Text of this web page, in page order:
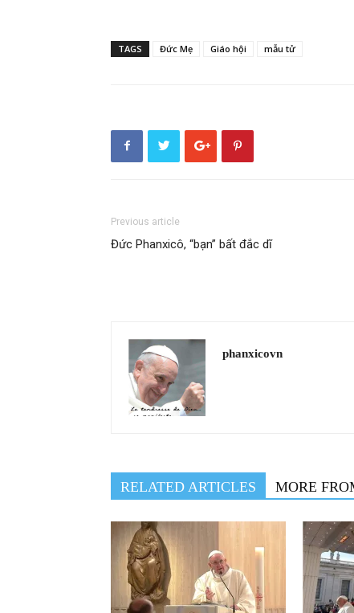
TAGS Đức Mẹ Giáo hội mẫu tử
Previous article
Đức Phanxicô, “bạn” bất đắc dĩ
phanxicovn
RELATED ARTICLES MORE